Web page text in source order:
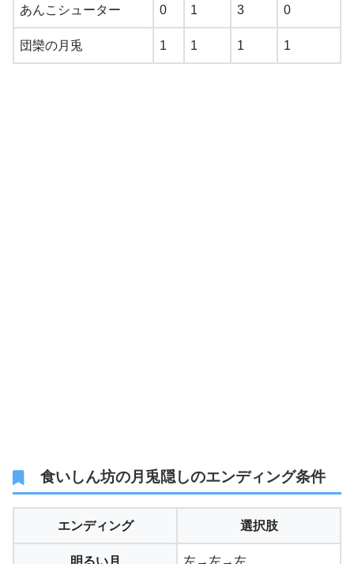
あんこシューター 0 1 3 0
団欒の月兎 1 1 1 1
食いしん坊の月兎隠しのエンディング条件
エンディング 選択肢
明るい月 左→左→左